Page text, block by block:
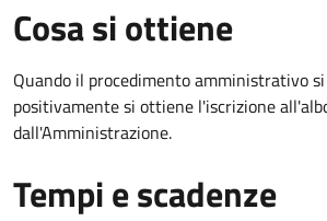
Cosa si ottiene
Quando il procedimento amministrativo
positivamente si ottiene l'iscrizione
dall'Amministrazione.
Tempi e scadenze